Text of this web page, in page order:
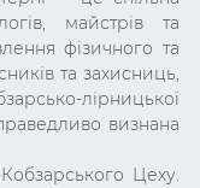
майстрів та
фізичного та
та захисниць,
лірницької
визнана
Цеху.